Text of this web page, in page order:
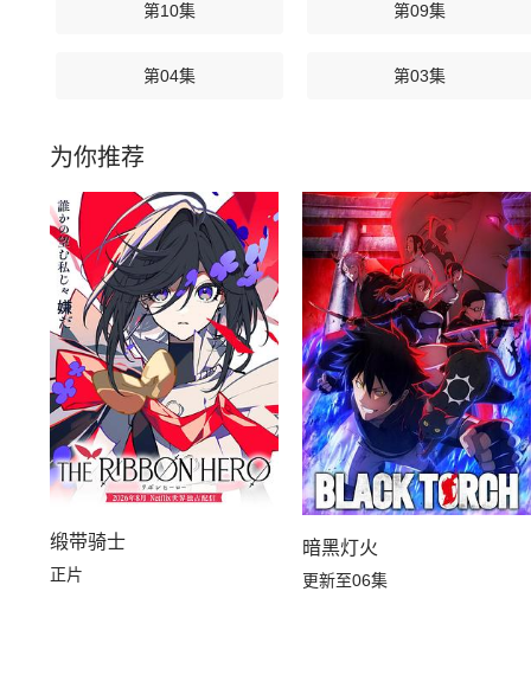
第10集 第09集
第04集 第03集
为你推荐
缎带骑士
正片
暗黑灯火
更新至06集